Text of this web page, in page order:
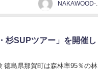
NAKAWOOD-Kawase
杉SUPツアー」を開催し
徳島県那賀町は森林率95％の林